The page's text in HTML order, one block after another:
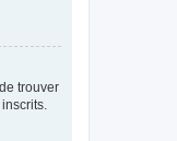
trouver